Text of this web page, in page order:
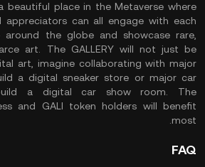
beautiful place in the Metaverse where
appreciators can all engage with each
the globe and showcase rare,
art. The GALLERY will not just be
art, imagine collaborating with major
a digital sneaker store or major car
a digital car show room. The
and GALI token holders will benefit
most.
FAQ